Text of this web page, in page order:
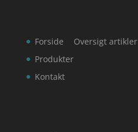
Forside
Produkter
Kontakt
Oversigt artikler